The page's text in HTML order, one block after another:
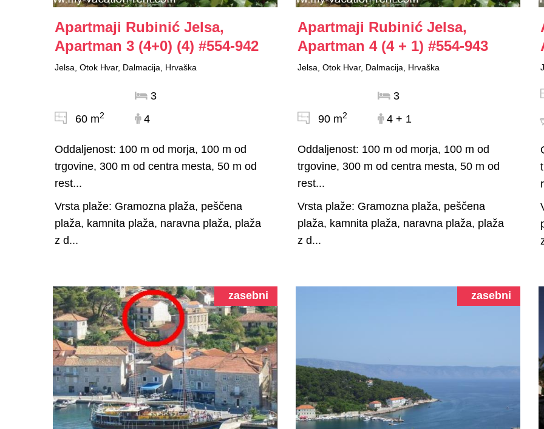
Apartmaji Rubinić Jelsa,
Apartman 3 (4+0) (4) #554-942
Jelsa, Otok Hvar, Dalmacija, Hrvaška
60 m2
3
4
Oddaljenost: 100 m od morja, 100 m od
trgovine, 300 m od centra mesta, 50 m od
rest...
Vrsta plaže: Gramozna plaža, peščena
plaža, kamnita plaža, naravna plaža, plaža
z d...
Apartmaji Rubinić Jelsa,
Apartman 4 (4 + 1) #554-943
Jelsa, Otok Hvar, Dalmacija, Hrvaška
90 m2
3
4 + 1
Oddaljenost: 100 m od morja, 100 m od
trgovine, 300 m od centra mesta, 50 m od
rest...
Vrsta plaže: Gramozna plaža, peščena
plaža, kamnita plaža, naravna plaža, plaža
z d...
zasebni zasebni